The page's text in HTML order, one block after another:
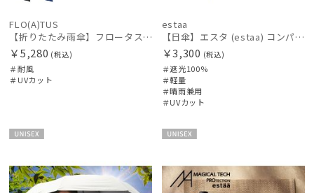
FLO(A)TUS
【折りたたみ雨傘】フロータス（FLO(A)TUS）プレーン60 超撥水傘 晴雨兼用 UV対応 耐風 大きめ
￥5,280 (税込)
＃耐風
＃UVカット
estaa
【日傘】エスタ (estaa) コンパクトワイド54 折りたたみ傘 軽量 晴雨兼用 遮光100％ UV100%
￥3,300 (税込)
＃遮光100%
＃軽量
＃晴雨兼用
＃UVカット